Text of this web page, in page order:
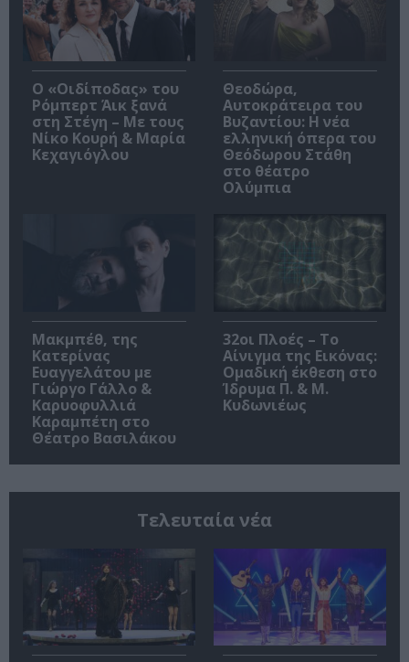
O «Οιδίποδας» του
Ρόμπερτ Άικ ξανά
στη Στέγη – Με τους
Νίκο Κουρή & Μαρία
Κεχαγιόγλου
Θεοδώρα,
Αυτοκράτειρα του
Βυζαντίου: Η νέα
ελληνική όπερα του
Θεόδωρου Στάθη
στο θέατρο
Ολύμπια
Μακμπέθ, της
Κατερίνας
Ευαγγελάτου με
Γιώργο Γάλλο &
Καρυοφυλλιά
Καραμπέτη στο
Θέατρο Βασιλάκου
32οι Πλοές – Το
Αίνιγμα της Εικόνας:
Ομαδική έκθεση στο
Ίδρυμα Π. & Μ.
Κυδωνιέως
Τελευταία νέα